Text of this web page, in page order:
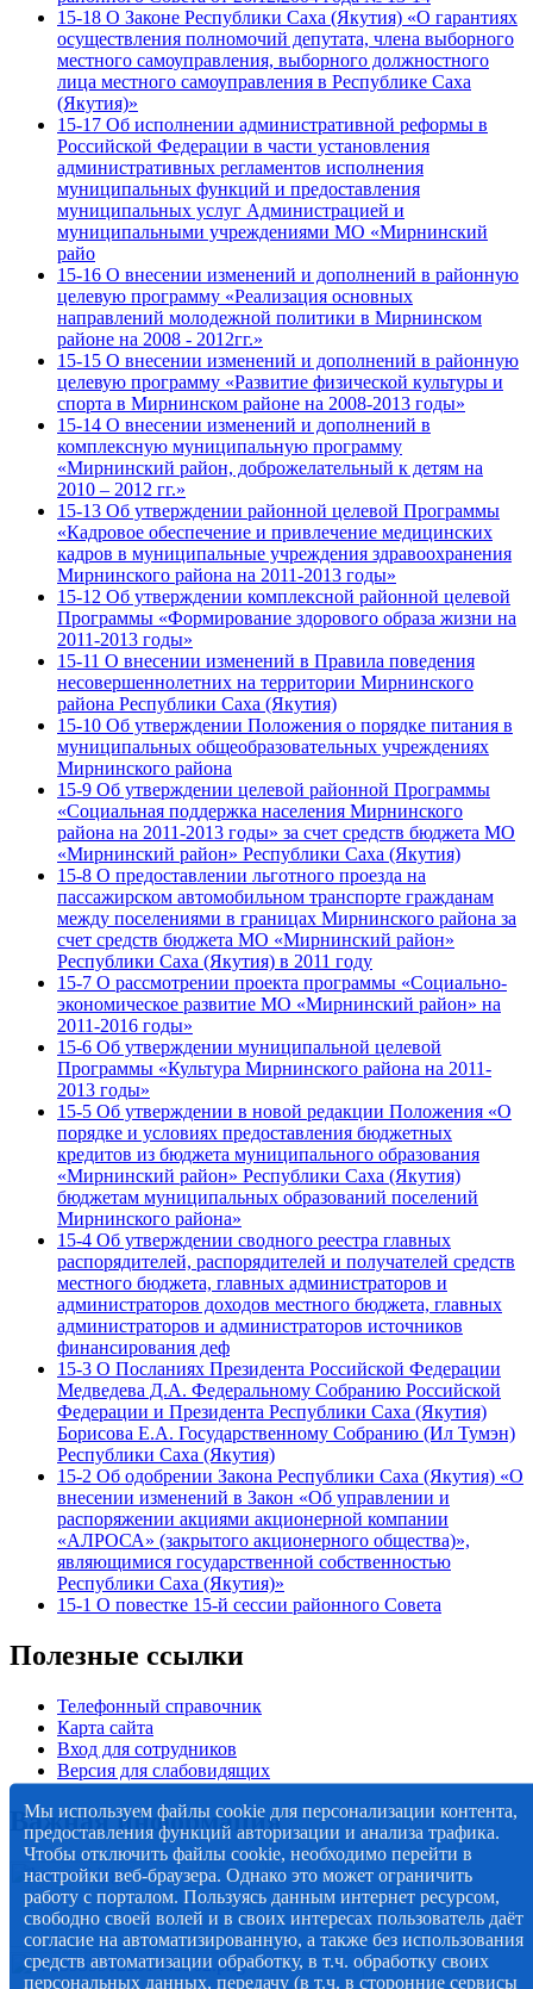
15-18 О Законе Республики Саха (Якутия) «О гарантиях
осуществления полномочий депутата, члена выборного
местного самоуправления, выборного должностного
лица местного самоуправления в Республике Саха
(Якутия)»
15-17 Об исполнении административной реформы в
Российской Федерации в части установления
административных регламентов исполнения
муниципальных функций и предоставления
муниципальных услуг Администрацией и
муниципальными учреждениями МО «Мирнинский
райо
15-16 О внесении изменений и дополнений в районную
целевую программу «Реализация основных
направлений молодежной политики в Мирнинском
районе на 2008 - 2012гг.»
15-15 О внесении изменений и дополнений в районную
целевую программу «Развитие физической культуры и
спорта в Мирнинском районе на 2008-2013 годы»
15-14 О внесении изменений и дополнений в
комплексную муниципальную программу
«Мирнинский район, доброжелательный к детям на
2010 – 2012 гг.»
15-13 Об утверждении районной целевой Программы
«Кадровое обеспечение и привлечение медицинских
кадров в муниципальные учреждения здравоохранения
Мирнинского района на 2011-2013 годы»
15-12 Об утверждении комплексной районной целевой
Программы «Формирование здорового образа жизни на
2011-2013 годы»
15-11 О внесении изменений в Правила поведения
несовершеннолетних на территории Мирнинского
района Республики Саха (Якутия)
15-10 Об утверждении Положения о порядке питания в
муниципальных общеобразовательных учреждениях
Мирнинского района
15-9 Об утверждении целевой районной Программы
«Социальная поддержка населения Мирнинского
района на 2011-2013 годы» за счет средств бюджета МО
«Мирнинский район» Республики Саха (Якутия)
15-8 О предоставлении льготного проезда на
пассажирском автомобильном транспорте гражданам
между поселениями в границах Мирнинского района за
счет средств бюджета МО «Мирнинский район»
Республики Саха (Якутия) в 2011 году
15-7 О рассмотрении проекта программы «Социально-
экономическое развитие МО «Мирнинский район» на
2011-2016 годы»
15-6 Об утверждении муниципальной целевой
Программы «Культура Мирнинского района на 2011-
2013 годы»
15-5 Об утверждении в новой редакции Положения «О
порядке и условиях предоставления бюджетных
кредитов из бюджета муниципального образования
«Мирнинский район» Республики Саха (Якутия)
бюджетам муниципальных образований поселений
Мирнинского района»
15-4 Об утверждении сводного реестра главных
распорядителей, распорядителей и получателей средств
местного бюджета, главных администраторов и
администраторов доходов местного бюджета, главных
администраторов и администраторов источников
финансирования деф
15-3 О Посланиях Президента Российской Федерации
Медведева Д.А. Федеральному Собранию Российской
Федерации и Президента Республики Саха (Якутия)
Борисова Е.А. Государственному Собранию (Ил Тумэн)
Республики Саха (Якутия)
15-2 Об одобрении Закона Республики Саха (Якутия) «О
внесении изменений в Закон «Об управлении и
распоряжении акциями акционерной компании
«АЛРОСА» (закрытого акционерного общества)»,
являющимися государственной собственностью
Республики Саха (Якутия)»
15-1 О повестке 15-й сессии районного Совета
Полезные ссылки
Телефонный справочник
Карта сайта
Вход для сотрудников
Версия для слабовидящих
Важная информация
Мы используем файлы cookie для персонализации контента,
предоставления функций авторизации и анализа трафика.
Чтобы отключить файлы cookie, необходимо перейти в
настройки веб-браузера. Однако это может ограничить
работу с порталом. Пользуясь данным интернет ресурсом,
свободно своей волей и в своих интересах пользователь даёт
согласие на автоматизированную, а также без использования
средств автоматизации обработку, в т.ч. обработку своих
персональных данных, передачу (в т.ч. в сторонние сервисы